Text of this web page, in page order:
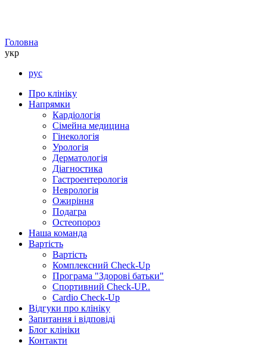
Головна
укр
рус
Про клініку
Напрямки
Кардіологія
Сімейна медицина
Гінекологія
Урологія
Дерматологія
Діагностика
Гастроентерологія
Неврологія
Ожиріння
Подагра
Остеопороз
Наша команда
Вартість
Вартість
Комплексний Check-Up
Програма "Здорові батьки"
Спортивний Check-UP..
Cardio Check-Up
Відгуки про клініку
Запитання і відповіді
Блог клініки
Контакти